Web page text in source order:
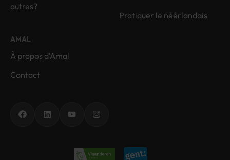
autres?
Pratiquer le néérlandais
AMAL
À propos d'Amal
Contact
FacebookLinkedInYouTubeInstagram